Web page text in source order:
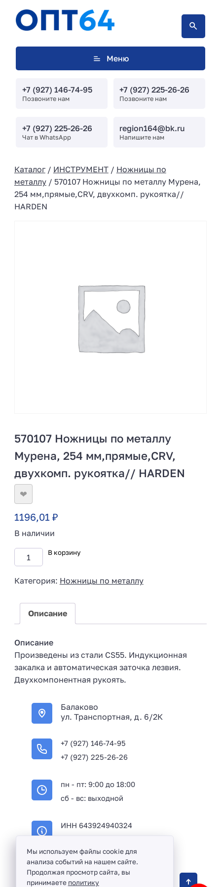
Меню
+7 (927) 146-74-95
Позвоните нам
+7 (927) 225-26-26
Позвоните нам
+7 (927) 225-26-26
Чат в WhatsApp
region164@bk.ru
Напишите нам
Каталог/ ИНСТРУМЕНТ/ Ножницы по
металлу/ 570107 Ножницы по металлу Мурена,
254 мм,прямые,CRV, двухкомп. рукоятка//
HARDEN
570107 Ножницы по металлу
Мурена, 254 мм,прямые,CRV,
двухкомп. рукоятка// HARDEN
❤
1196,01 ₽
В наличии
В корзину
Категория: Ножницы по металлу
Описание
Описание
Произведены из стали CS55. Индукционная
закалка и автоматическая заточка лезвия.
Двухкомпонентная рукоять.
Балаково
ул. Транспортная, д. 6/2К
+7 (927) 146-74-95
+7 (927) 225-26-26
пн - пт: 9:00 до 18:00
сб - вс: выходной
ИНН 643924940324
Оптовая продажа сантехники и комплектующих
Мы используем файлы cookie для
анализа событий на нашем сайте.
Продолжая просмотр сайта, вы
принимаете политику